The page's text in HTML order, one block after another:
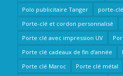
Polo publicitaire Tanger
porte-
Porte-clé et cordon personnalisé
Porte clé avec impression UV
Porte clé cadeaux de fin d’année
Porte clé Maroc
Porte clé métal